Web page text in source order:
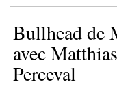
Bullhead de
avec
Perceval